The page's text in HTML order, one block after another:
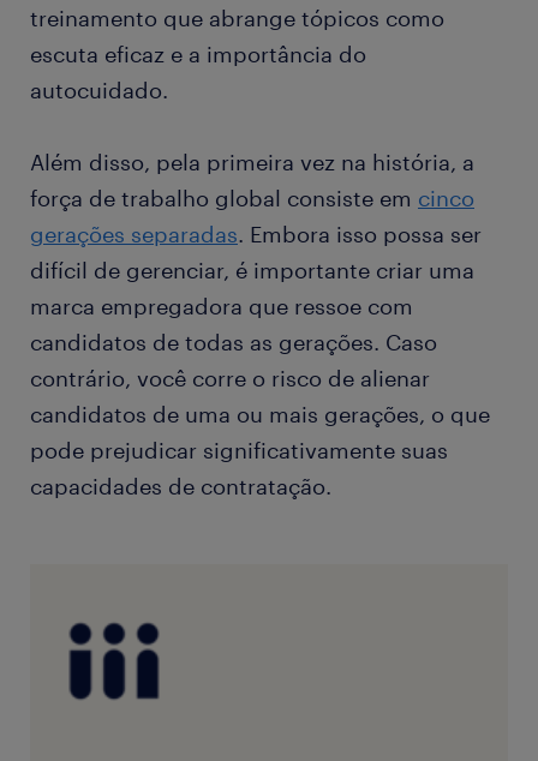
treinamento que abrange tópicos como
escuta eficaz e a importância do
autocuidado.
Além disso, pela primeira vez na história, a
força de trabalho global consiste em cinco
gerações separadas. Embora isso possa ser
difícil de gerenciar, é importante criar uma
marca empregadora que ressoe com
candidatos de todas as gerações. Caso
contrário, você corre o risco de alienar
candidatos de uma ou mais gerações, o que
pode prejudicar significativamente suas
capacidades de contratação.